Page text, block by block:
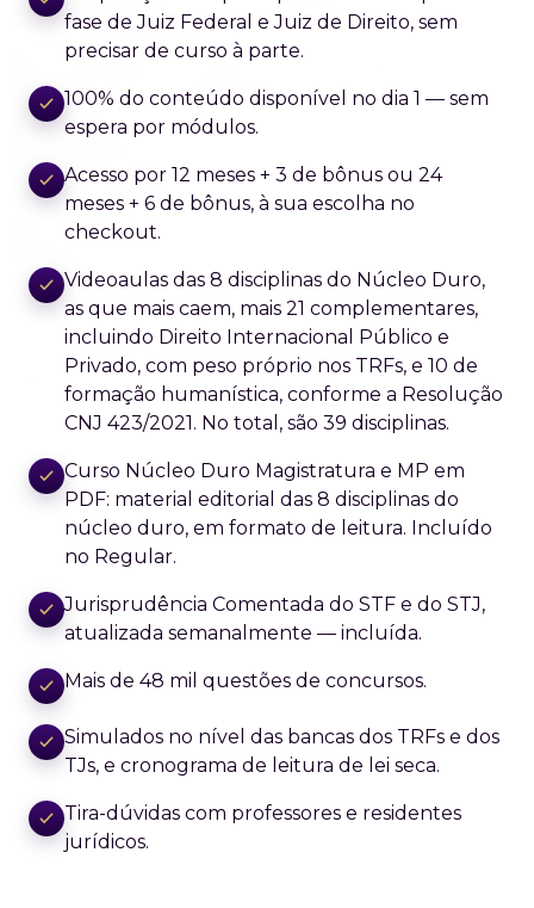
fase de Juiz Federal e Juiz de Direito, sem
precisar de curso à parte.
100% do conteúdo disponível no dia 1 — sem
espera por módulos.
Acesso por 12 meses + 3 de bônus ou 24
meses + 6 de bônus, à sua escolha no
checkout.
Videoaulas das 8 disciplinas do Núcleo Duro,
as que mais caem, mais 21 complementares,
incluindo Direito Internacional Público e
Privado, com peso próprio nos TRFs, e 10 de
formação humanística, conforme a Resolução
CNJ 423/2021. No total, são 39 disciplinas.
Curso Núcleo Duro Magistratura e MP em
PDF: material editorial das 8 disciplinas do
núcleo duro, em formato de leitura. Incluído
no Regular.
Jurisprudência Comentada do STF e do STJ,
atualizada semanalmente — incluída.
Mais de 48 mil questões de concursos.
Simulados no nível das bancas dos TRFs e dos
TJs, e cronograma de leitura de lei seca.
Tira-dúvidas com professores e residentes
jurídicos.